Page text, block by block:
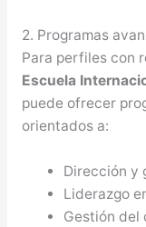
2. Programas
Para perfiles con
Escuela
puede ofrecer
orientados a:
Dirección y
Liderazgo
Gestión del